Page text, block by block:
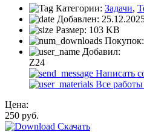
Категории: Задачи,
Добавлен:
Размер: 103 KB
Покупок:
Добавил:
Z24
Написать
Все работы
Цена:
250 руб.
Скачать